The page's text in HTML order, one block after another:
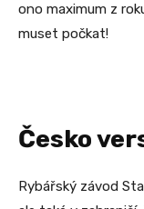
ono maximum z
muset počkat!
Česko
Rybářský závod